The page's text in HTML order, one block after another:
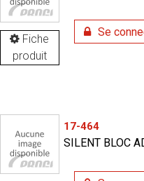
Fiche
produit
Se
17-464
SILENT BLOC